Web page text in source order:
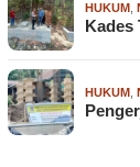
HUKUM
Kades
HUKUM